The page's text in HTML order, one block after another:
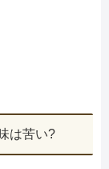
は苦い?